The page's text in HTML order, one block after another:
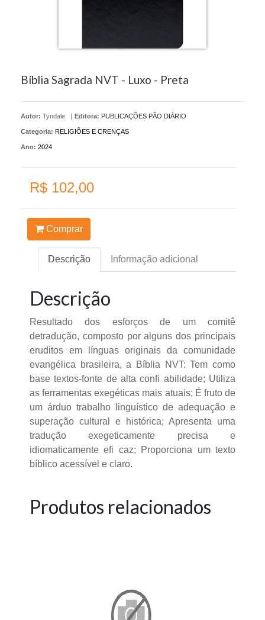
Bíblia Sagrada NVT - Luxo - Preta
Autor: Tyndale | Editora: PUBLICAÇÕES PÃO DIÁRIO
Categoria: RELIGIÕES E CRENÇAS
Ano: 2024
R$ 102,00
Comprar
Descrição Informação adicional
Descrição
Resultado dos esforços de um comitê
detradução, composto por alguns dos principais
eruditos em línguas originais da comunidade
evangélica brasileira, a Bíblia NVT: Tem como
base textos-fonte de alta confi abilidade; Utiliza
as ferramentas exegéticas mais atuais; É fruto de
um árduo trabalho linguístico de adequação e
superação cultural e histórica; Apresenta uma
tradução exegeticamente precisa e
idiomaticamente efi caz; Proporciona um texto
bíblico acessível e claro.
Produtos relacionados